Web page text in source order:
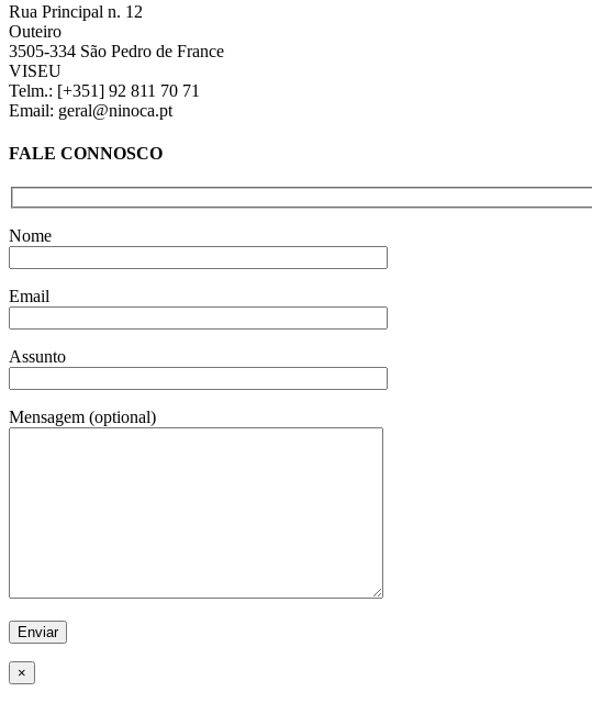
Rua Principal n. 12
Outeiro
3505-334 São Pedro de France
VISEU
Telm.: [+351] 92 811 70 71
Email: geral@ninoca.pt
FALE CONNOSCO
Nome
Email
Assunto
Mensagem (optional)
×